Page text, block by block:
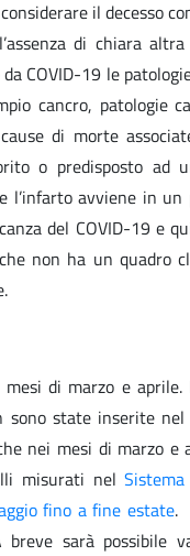
il decesso
di chiara
COVID-19 le
cancro, patologie
di morte
o predisposto ad
l’infarto avviene in
del COVID-19 e
non ha un quadro
di marzo e
state inserite
nei mesi di marzo
misurati nel
fino a fine estate.
breve sarà